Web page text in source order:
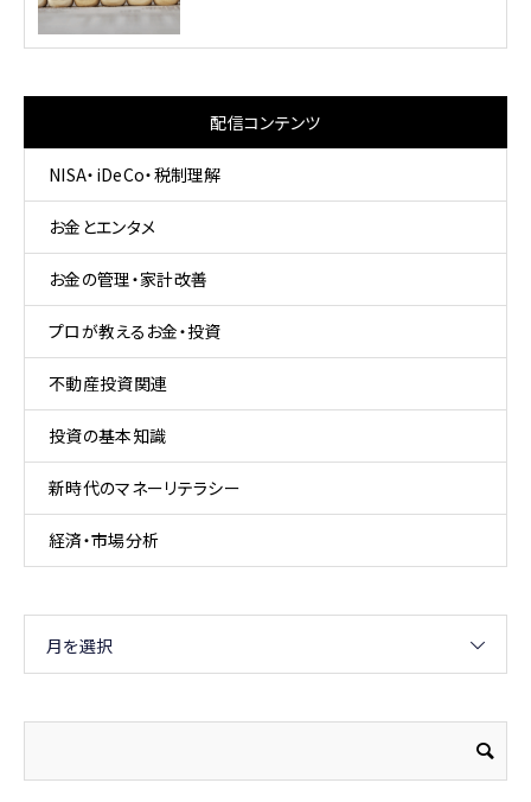
配信コンテンツ
NISA・iDeCo・税制理解
お金とエンタメ
お金の管理・家計改善
プロが教えるお金・投資
不動産投資関連
投資の基本知識
新時代のマネーリテラシー
経済・市場分析
月を選択